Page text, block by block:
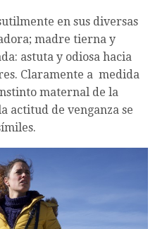
en sus diversas
madre tierna y
astuta y odiosa hacia
Claramente a medida
maternal de la
actitud de venganza se